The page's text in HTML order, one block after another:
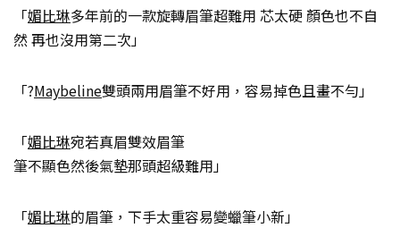
「媚比琳多年前的一款旋轉眉筆超難用 芯太硬 顏色也不自
然 再也沒用第二次」
「?Maybeline雙頭兩用眉筆不好用，容易掉色且畫不勻」
「媚比琳宛若真眉雙效眉筆
筆不顯色然後氣墊那頭超級難用」
「媚比琳的眉筆，下手太重容易變蠟筆小新」